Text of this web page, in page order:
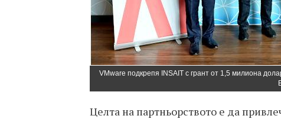
VMware подкрепя INSAIT с грант от 1,5 милиона
Целта на партньорството е да